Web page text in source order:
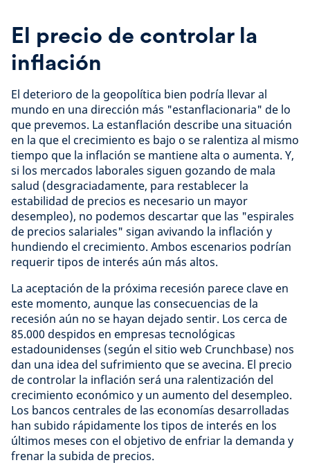
El precio de controlar la
inflación
El deterioro de la geopolítica bien podría llevar al
mundo en una dirección más "estanflacionaria" de lo
que prevemos. La estanflación describe una situación
en la que el crecimiento es bajo o se ralentiza al mismo
tiempo que la inflación se mantiene alta o aumenta. Y,
si los mercados laborales siguen gozando de mala
salud (desgraciadamente, para restablecer la
estabilidad de precios es necesario un mayor
desempleo), no podemos descartar que las "espirales
de precios salariales" sigan avivando la inflación y
hundiendo el crecimiento. Ambos escenarios podrían
requerir tipos de interés aún más altos.
La aceptación de la próxima recesión parece clave en
este momento, aunque las consecuencias de la
recesión aún no se hayan dejado sentir. Los cerca de
85.000 despidos en empresas tecnológicas
estadounidenses (según el sitio web Crunchbase) nos
dan una idea del sufrimiento que se avecina. El precio
de controlar la inflación será una ralentización del
crecimiento económico y un aumento del desempleo.
Los bancos centrales de las economías desarrolladas
han subido rápidamente los tipos de interés en los
últimos meses con el objetivo de enfriar la demanda y
frenar la subida de precios.